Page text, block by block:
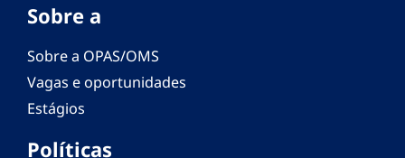
Sobre a
Sobre a OPAS/OMS
Vagas e oportunidades
Estágios
Políticas